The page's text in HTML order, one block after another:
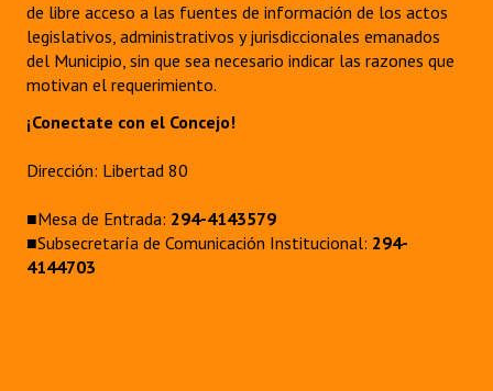
de libre acceso a las fuentes de información de los actos
legislativos, administrativos y jurisdiccionales emanados
del Municipio, sin que sea necesario indicar las razones que
motivan el requerimiento.
¡Conectate con el Concejo!
Dirección: Libertad 80
■Mesa de Entrada: 294-4143579
■Subsecretaría de Comunicación Institucional: 294-
4144703